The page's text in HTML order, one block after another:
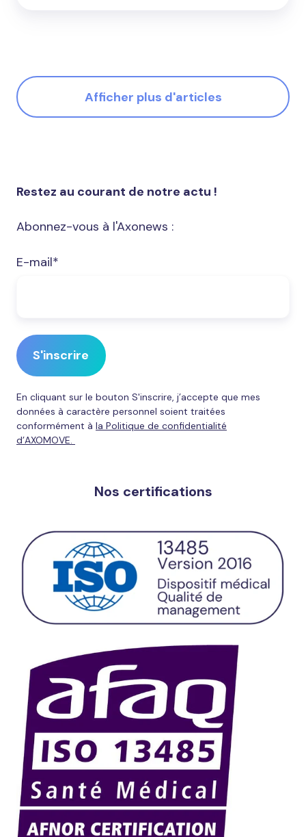
Afficher plus d'articles
Restez au courant de notre actu !
Abonnez-vous à l'Axonews :
E-mail*
En cliquant sur le bouton S'inscrire, j’accepte que mes
données à caractère personnel soient traitées
conformément à la Politique de confidentialité
d’AXOMOVE.
Nos certifications